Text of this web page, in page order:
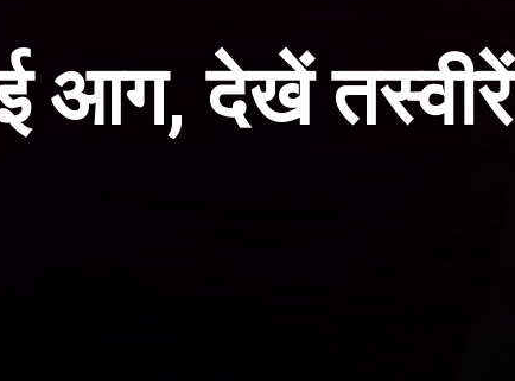
आग, देखें तस्वीरें